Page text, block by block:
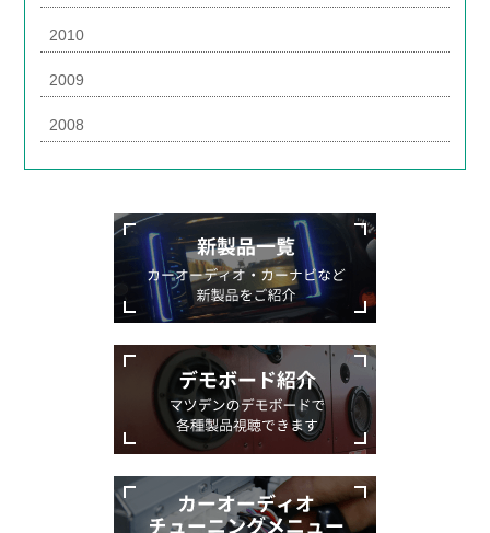
2010
2009
2008